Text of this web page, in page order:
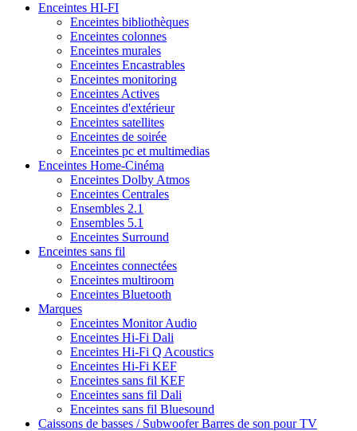
Enceintes HI-FI
Enceintes bibliothèques
Enceintes colonnes
Enceintes murales
Enceintes Encastrables
Enceintes monitoring
Enceintes Actives
Enceintes d'extérieur
Enceintes satellites
Enceintes de soirée
Enceintes pc et multimedias
Enceintes Home-Cinéma
Enceintes Dolby Atmos
Enceintes Centrales
Ensembles 2.1
Ensembles 5.1
Enceintes Surround
Enceintes sans fil
Enceintes connectées
Enceintes multiroom
Enceintes Bluetooth
Marques
Enceintes Monitor Audio
Enceintes Hi-Fi Dali
Enceintes Hi-Fi Q Acoustics
Enceintes Hi-Fi KEF
Enceintes sans fil KEF
Enceintes sans fil Dali
Enceintes sans fil Bluesound
Caissons de basses / SubwooferBarres de son pour TV